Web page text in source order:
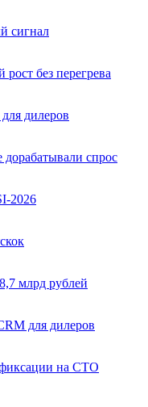
сигнал
без перегрева
дилеров
спрос
2026
млрд рублей
для дилеров
на СТО